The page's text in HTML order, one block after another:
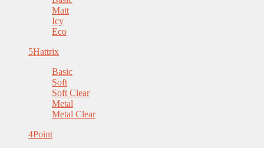
Matt
Icy
Eco
5Hattrix
Basic
Soft
Soft Clear
Metal
Metal Clear
4Point